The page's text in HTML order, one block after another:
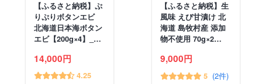
【ふるさと納税】ぷ
りぷりボタンエビ
北海道日本海ボタン
エビ【200g×4】_…
14,000円
4.25
【ふるさと納税】生
風味 えび甘漬け 北
海道 島牧村産 添加
物不使用 70g×2…
9,000円
5 (2件)